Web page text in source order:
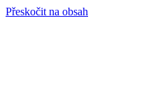
Přeskočit na obsah